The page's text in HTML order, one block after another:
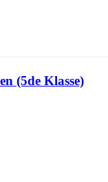
(5de Klasse)